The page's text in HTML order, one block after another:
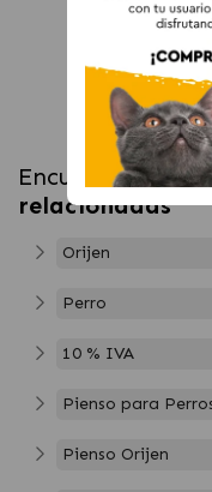
Encuentra más
relacionadas
Orijen
Perro
10 % IVA
Pienso para
Pienso Orijen